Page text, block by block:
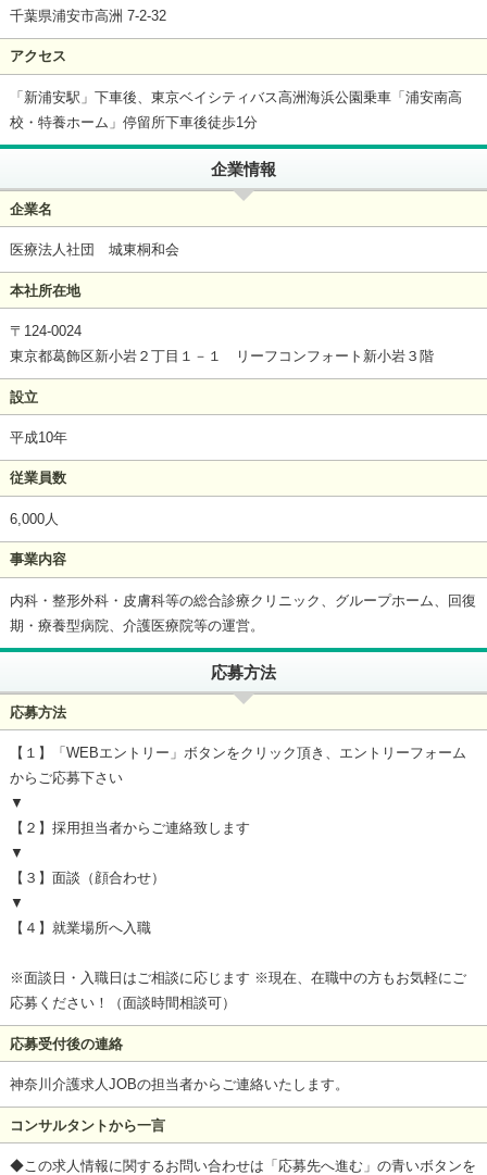
千葉県浦安市高洲 7-2-32
アクセス
「新浦安駅」下車後、東京ベイシティバス高洲海浜公園乗車「浦安南高
校・特養ホーム」停留所下車後徒歩1分
企業情報
企業名
医療法人社団 城東桐和会
本社所在地
〒124-0024
東京都葛飾区新小岩２丁目１－１ リーフコンフォート新小岩３階
設立
平成10年
従業員数
6,000人
事業内容
内科・整形外科・皮膚科等の総合診療クリニック、グループホーム、回復
期・療養型病院、介護医療院等の運営。
応募方法
応募方法
【１】「WEBエントリー」ボタンをクリック頂き、エントリーフォーム
からご応募下さい
▼
【２】採用担当者からご連絡致します
▼
【３】面談（顔合わせ）
▼
【４】就業場所へ入職
※面談日・入職日はご相談に応じます ※現在、在職中の方もお気軽にご
応募ください！（面談時間相談可）
応募受付後の連絡
神奈川介護求人JOBの担当者からご連絡いたします。
コンサルタントから一言
◆この求人情報に関するお問い合わせは「応募先へ進む」の青いボタンを